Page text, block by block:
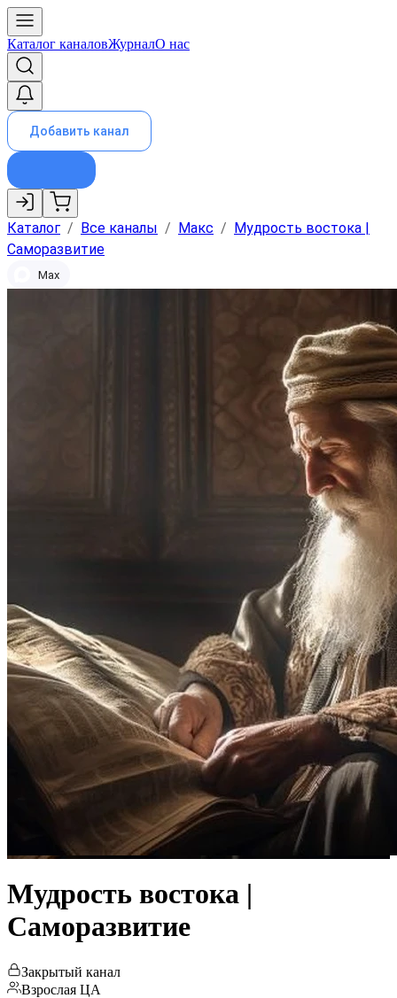
Каталог каналовЖурналО нас
Добавить канал
Каталог / Все каналы / Макс / Мудрость востока |
Саморазвитие
Max
Мудрость востока |
Саморазвитие
Закрытый канал
Взрослая ЦА